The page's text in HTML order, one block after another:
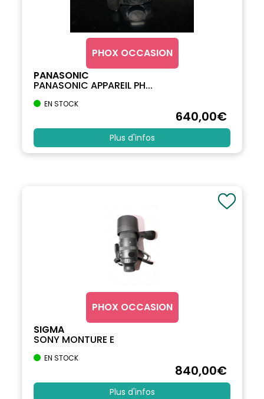
PHOX OCCASION
PANASONIC
PANASONIC APPAREIL PH...
EN STOCK
640,00€
Plus d'infos
PHOX OCCASION
SIGMA
SONY MONTURE E
EN STOCK
840,00€
Plus d'infos